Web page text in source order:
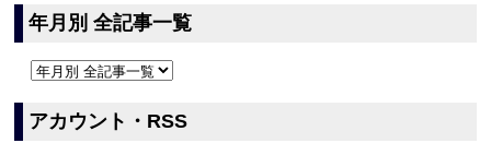
年月別 全記事一覧
アカウント・RSS